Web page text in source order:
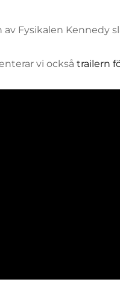
Fysikalen Kennedy
vi också trailern